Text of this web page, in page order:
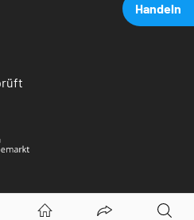
Handeln